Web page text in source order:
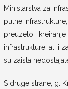
Ministarstva za
putne
preuzelo i kreiranje
infrastrukture, ali i
su zaista
S druge strane, g.